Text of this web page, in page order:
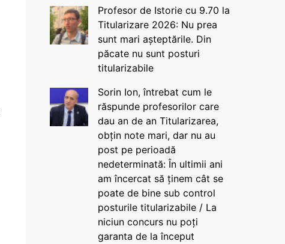
Profesor de Istorie cu 9.70 la
Titularizare 2026: Nu prea
sunt mari așteptările. Din
păcate nu sunt posturi
titularizabile
Sorin Ion, întrebat cum le
răspunde profesorilor care
dau an de an Titularizarea,
obțin note mari, dar nu au
post pe perioadă
nedeterminată: În ultimii ani
am încercat să ținem cât se
poate de bine sub control
posturile titularizabile / La
niciun concurs nu poți
garanta de la început